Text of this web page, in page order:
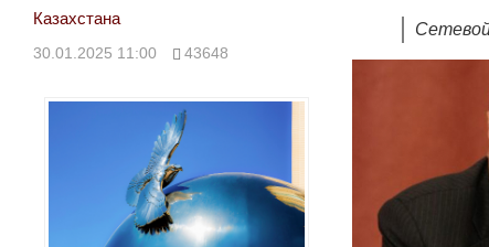
Казахстана
30.01.2025 11:00 43648